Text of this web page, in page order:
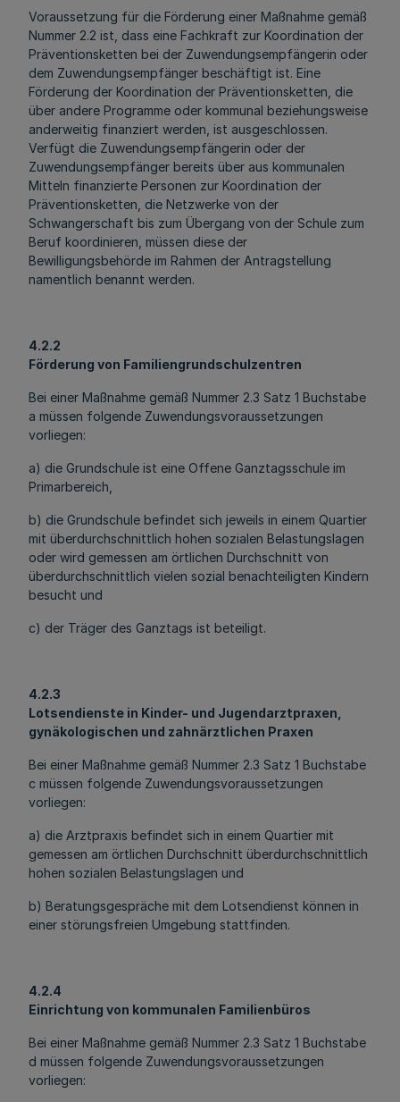
Voraussetzung für die Förderung einer Maßnahme gemäß
Nummer 2.2 ist, dass eine Fachkraft zur Koordination der
Präventionsketten bei der Zuwendungsempfängerin oder
dem Zuwendungsempfänger beschäftigt ist. Eine
Förderung der Koordination der Präventionsketten, die
über andere Programme oder kommunal beziehungsweise
anderweitig finanziert werden, ist ausgeschlossen.
Verfügt die Zuwendungsempfängerin oder der
Zuwendungsempfänger bereits über aus kommunalen
Mitteln finanzierte Personen zur Koordination der
Präventionsketten, die Netzwerke von der
Schwangerschaft bis zum Übergang von der Schule zum
Beruf koordinieren, müssen diese der
Bewilligungsbehörde im Rahmen der Antragstellung
namentlich benannt werden.
4.2.2
Förderung von Familiengrundschulzentren
Bei einer Maßnahme gemäß Nummer 2.3 Satz 1 Buchstabe
a müssen folgende Zuwendungsvoraussetzungen
vorliegen:
a) die Grundschule ist eine Offene Ganztagsschule im
Primarbereich,
b) die Grundschule befindet sich jeweils in einem Quartier
mit überdurchschnittlich hohen sozialen Belastungslagen
oder wird gemessen am örtlichen Durchschnitt von
überdurchschnittlich vielen sozial benachteiligten Kindern
besucht und
c) der Träger des Ganztags ist beteiligt.
4.2.3
Lotsendienste in Kinder- und Jugendarztpraxen,
gynäkologischen und zahnärztlichen Praxen
Bei einer Maßnahme gemäß Nummer 2.3 Satz 1 Buchstabe
c müssen folgende Zuwendungsvoraussetzungen
vorliegen:
a) die Arztpraxis befindet sich in einem Quartier mit
gemessen am örtlichen Durchschnitt überdurchschnittlich
hohen sozialen Belastungslagen und
b) Beratungsgespräche mit dem Lotsendienst können in
einer störungsfreien Umgebung stattfinden.
4.2.4
Einrichtung von kommunalen Familienbüros
Bei einer Maßnahme gemäß Nummer 2.3 Satz 1 Buchstabe
d müssen folgende Zuwendungsvoraussetzungen
vorliegen: